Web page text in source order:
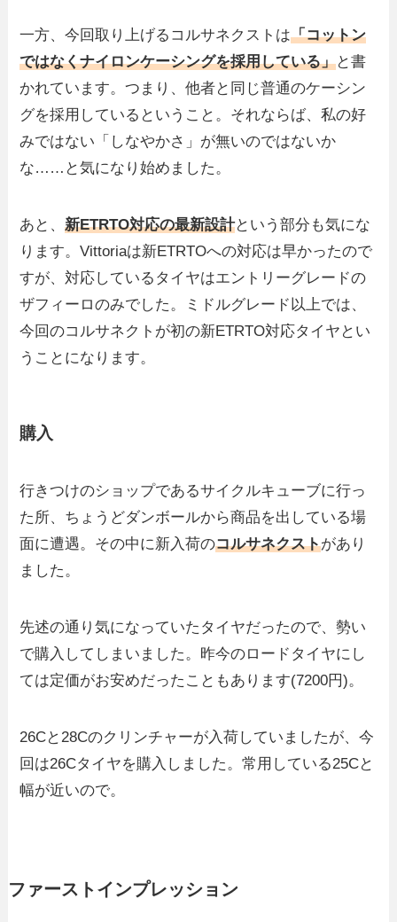
一方、今回取り上げるコルサネクストは「コットン
ではなくナイロンケーシングを採用している」と書
かれています。つまり、他者と同じ普通のケーシン
グを採用しているということ。それならば、私の好
みではない「しなやかさ」が無いのではないか
な……と気になり始めました。
あと、新ETRTO対応の最新設計という部分も気にな
ります。Vittoriaは新ETRTOへの対応は早かったので
すが、対応しているタイヤはエントリーグレードの
ザフィーロのみでした。ミドルグレード以上では、
今回のコルサネクトが初の新ETRTO対応タイヤとい
うことになります。
購入
行きつけのショップであるサイクルキューブに行っ
た所、ちょうどダンボールから商品を出している場
面に遭遇。その中に新入荷のコルサネクストがあり
ました。
先述の通り気になっていたタイヤだったので、勢い
で購入してしまいました。昨今のロードタイヤにし
ては定価がお安めだったこともあります(7200円)。
26Cと28Cのクリンチャーが入荷していましたが、今
回は26Cタイヤを購入しました。常用している25Cと
幅が近いので。
ファーストインプレッション